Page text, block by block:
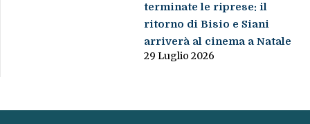
terminate le riprese: il
ritorno di Bisio e Siani
arriverà al cinema a Natale
29 Luglio 2026